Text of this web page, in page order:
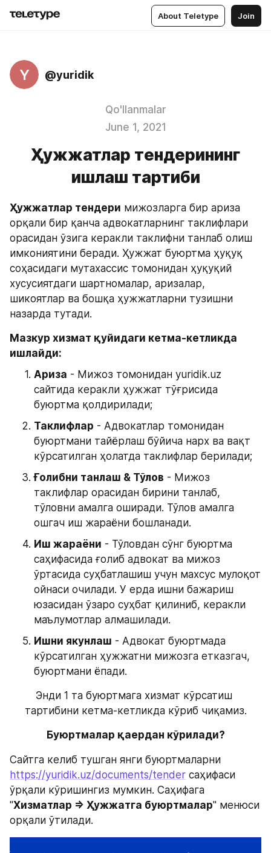
About Teletype Join
Y @yuridik
Qo'llanmalar
June 1, 2021
Ҳужжатлар тендерининг
ишлаш тартиби
Ҳужжатлар тендери мижозларга бир ариза
орқали бир қанча адвокатларнинг таклифлари
орасидан ўзига керакли таклифни танлаб олиш
имкониятини беради. Ҳужжат буюртма ҳуқуқ
соҳасидаги мутахассис томонидан ҳуқуқий
хусусиятдаги шартномалар, аризалар,
шикоятлар ва бошқа ҳужжатларни тузишни
назарда тутади.
Мазкур хизмат қуйидаги кетма-кетликда
ишлайди:
Ариза - Мижоз томонидан yuridik.uz
сайтида керакли ҳужжат тўғрисида
буюртма қолдирилади;
Таклифлар - Адвокатлар томонидан
буюртмани тайёрлаш бўйича нарх ва вақт
кўрсатилган ҳолатда таклифлар берилади;
Ғолибни танлаш & Тўлов - Мижоз
таклифлар орасидан бирини танлаб,
тўловни амалга оширади. Тўлов амалга
ошгач иш жараёни бошланади.
Иш жараёни - Тўловдан сўнг буюртма
саҳифасида ғолиб адвокат ва мижоз
ўртасида суҳбатлашиш учун махсус мулоқот
ойнаси очилади. У ерда ишни бажариш
юзасидан ўзаро суҳбат қилиниб, керакли
маълумотлар алмашилади.
Ишни якунлаш - Адвокат буюртмада
кўрсатилган ҳужжатни мижозгa етказгач,
буюртмани ёпади.
Энди 1 та буюртмага хизмат кўрсатиш
тартибини кетма-кетликда кўриб чиқамиз.
Буюртмалар қаердан кўрилади?
https://yuridik.uz/documents/tender саҳифаси
ўрқали кўришингиз мумкин. Саҳифага
"Хизматлар => Ҳужжатга буюртмалар" менюси
орқали ўтилади.